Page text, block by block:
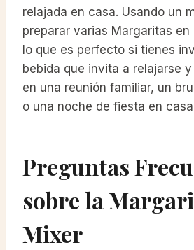
relajada en casa. Usando un
preparar varias Margaritas
lo que es perfecto si tienes
bebida que invita a relajarse
en una reunión familiar, un
o una noche de fiesta en
Preguntas
sobre la
Mixer